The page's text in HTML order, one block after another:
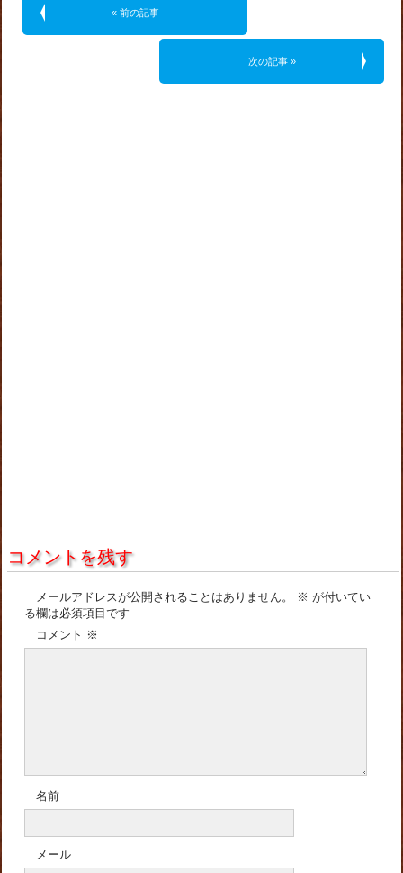
« 前の記事
次の記事 »
コメントを残す
メールアドレスが公開されることはありません。 ※ が付いてい
る欄は必須項目です
コメント ※
名前
メール